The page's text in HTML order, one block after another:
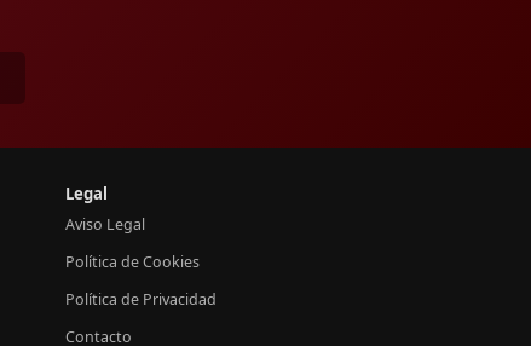
Legal
Aviso Legal
Política de Cookies
Política de Privacidad
Contacto